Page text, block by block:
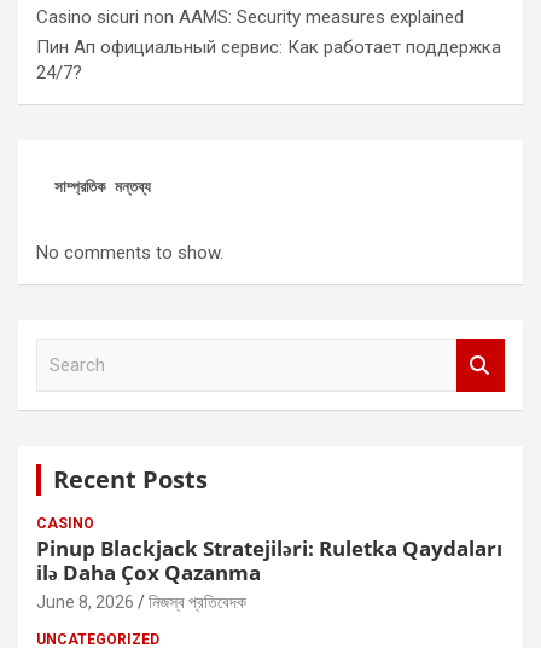
Casino sicuri non AAMS: Security measures explained
Пин Ап официальный сервис: Как работает поддержка
24/7?
সাম্প্রতিক মন্তব্য
No comments to show.
Recent Posts
CASINO
Pinup Blackjack Stratejiləri: Ruletka Qaydaları
ilə Daha Çox Qazanma
June 8, 2026 নিজস্ব প্রতিবেদক
UNCATEGORIZED